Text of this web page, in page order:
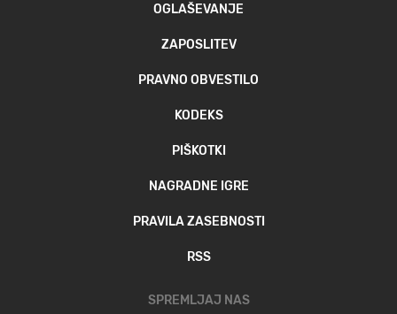
OGLAŠEVANJE
ZAPOSLITEV
PRAVNO OBVESTILO
KODEKS
PIŠKOTKI
NAGRADNE IGRE
PRAVILA ZASEBNOSTI
RSS
SPREMLJAJ NAS